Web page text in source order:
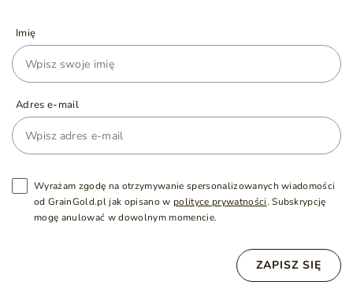
Imię
Adres e-mail
Wyrażam zgodę na otrzymywanie spersonalizowanych wiadomości
od GrainGold.pl jak opisano w polityce prywatności. Subskrypcję
mogę anulować w dowolnym momencie.
ZAPISZ SIĘ